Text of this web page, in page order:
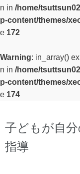
n in /home/
p-content/themes/
e 172
Warning: in_array()
n in /home/
p-content/themes/
e 174
子どもが自
指導